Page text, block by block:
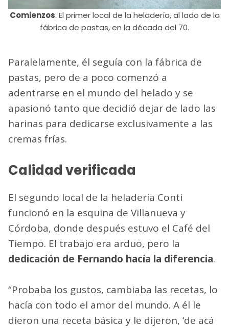
Comienzos. El primer local de la heladería, al lado de la
fábrica de pastas, en la década del 70.
Paralelamente, él seguía con la fábrica de
pastas, pero de a poco comenzó a
adentrarse en el mundo del helado y se
apasionó tanto que decidió dejar de lado las
harinas para dedicarse exclusivamente a las
cremas frías.
Calidad verificada
El segundo local de la heladería Conti
funcionó en la esquina de Villanueva y
Córdoba, donde después estuvo el Café del
Tiempo. El trabajo era arduo, pero la
dedicación de Fernando hacía la diferencia.
“Probaba los gustos, cambiaba las recetas, lo
hacía con todo el amor del mundo. A él le
dieron una receta básica y le dijeron, ‘de acá